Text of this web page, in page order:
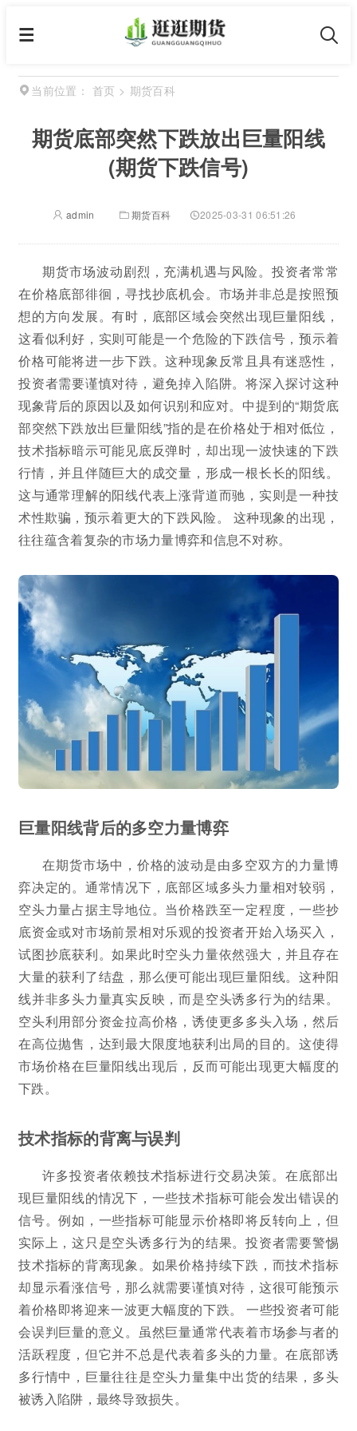
当前位置： 首页 > 期货百科
期货底部突然下跌放出巨量阳线
(期货下跌信号)
admin 期货百科 2025-03-31 06:51:26
期货市场波动剧烈，充满机遇与风险。投资者常常
在价格底部徘徊，寻找抄底机会。市场并非总是按照预
想的方向发展。有时，底部区域会突然出现巨量阳线，
这看似利好，实则可能是一个危险的下跌信号，预示着
价格可能将进一步下跌。这种现象反常且具有迷惑性，
投资者需要谨慎对待，避免掉入陷阱。将深入探讨这种
现象背后的原因以及如何识别和应对。中提到的“期货底
部突然下跌放出巨量阳线”指的是在价格处于相对低位，
技术指标暗示可能见底反弹时，却出现一波快速的下跌
行情，并且伴随巨大的成交量，形成一根长长的阳线。
这与通常理解的阳线代表上涨背道而驰，实则是一种技
术性欺骗，预示着更大的下跌风险。 这种现象的出现，
往往蕴含着复杂的市场力量博弈和信息不对称。
巨量阳线背后的多空力量博弈
在期货市场中，价格的波动是由多空双方的力量博
弈决定的。通常情况下，底部区域多头力量相对较弱，
空头力量占据主导地位。当价格跌至一定程度，一些抄
底资金或对市场前景相对乐观的投资者开始入场买入，
试图抄底获利。如果此时空头力量依然强大，并且存在
大量的获利了结盘，那么便可能出现巨量阳线。这种阳
线并非多头力量真实反映，而是空头诱多行为的结果。
空头利用部分资金拉高价格，诱使更多多头入场，然后
在高位抛售，达到最大限度地获利出局的目的。这使得
市场价格在巨量阳线出现后，反而可能出现更大幅度的
下跌。
技术指标的背离与误判
许多投资者依赖技术指标进行交易决策。在底部出
现巨量阳线的情况下，一些技术指标可能会发出错误的
信号。例如，一些指标可能显示价格即将反转向上，但
实际上，这只是空头诱多行为的结果。投资者需要警惕
技术指标的背离现象。如果价格持续下跌，而技术指标
却显示看涨信号，那么就需要谨慎对待，这很可能预示
着价格即将迎来一波更大幅度的下跌。 一些投资者可能
会误判巨量的意义。虽然巨量通常代表着市场参与者的
活跃程度，但它并不总是代表着多头的力量。在底部诱
多行情中，巨量往往是空头力量集中出货的结果，多头
被诱入陷阱，最终导致损失。